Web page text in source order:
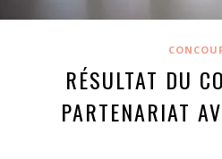
RÉSULTAT DU
PARTENARIAT